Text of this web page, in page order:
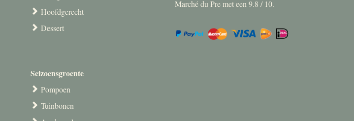
Hoofdgerecht
Dessert
Seizoensgroente
Pompoen
Tuinbonen
Marché du Pre met een 9.8 / 10.